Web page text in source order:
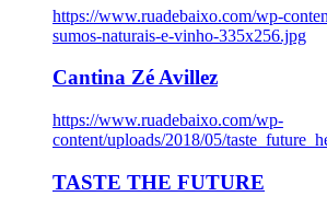
https://www.ruadebaixo.com/wp-
sumos-naturais-e-vinho-335x256.jpg
Cantina Zé Avillez
https://www.ruadebaixo.com/wp-
content/uploads/2018/05/
TASTE THE FUTURE